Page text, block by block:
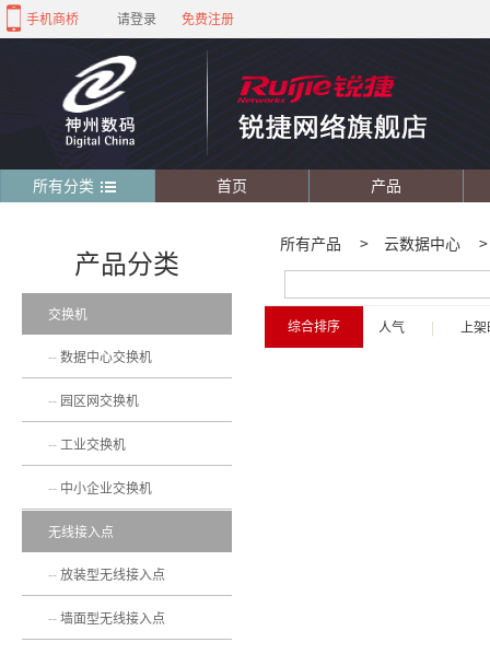
手机商桥 请登录 免费注册
所有分类 首页 产品
所有产品 > 云数据中心 >
综合排序 人气 上
产品分类
交换机
数据中心交换机
园区网交换机
工业交换机
中小企业交换机
无线接入点
放装型无线接入点
墙面型无线接入点